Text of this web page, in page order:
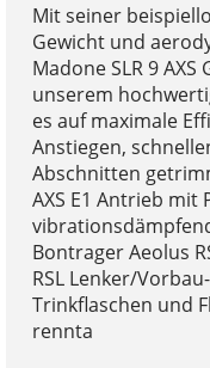
Mit seiner
Gewicht und
Madone SLR 9
unserem
es auf maximale
Anstiegen,
Abschnitten
AXS E1 Antrieb mit
Bontrager Aeolus
RSL Lenker/
Trinkflaschen und
rennta